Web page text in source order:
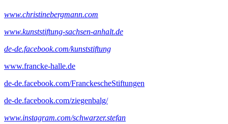
www.christinebergmann.com
www.kunststiftung-sachsen-anhalt.de
de-de.facebook.com/kunststiftung
www.francke-halle.de
de-de.facebook.com/FranckescheStiftungen
de-de.facebook.com/ziegenbalg/
www.instagram.com/schwarzer.stefan